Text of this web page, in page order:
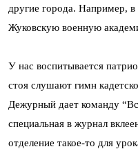
другие города. Например,
Жуковскую военную
У нас воспитывается
стоя слушают гимн
Дежурный дает команду
специальная в журнал
отделение такое-то для